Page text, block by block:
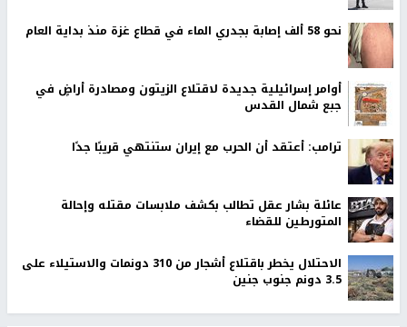
نحو 58 ألف إصابة بجدري الماء في قطاع غزة منذ بداية العام
أوامر إسرائيلية جديدة لاقتلاع الزيتون ومصادرة أراضٍ في
جبع شمال القدس
ترامب: أعتقد أن الحرب مع إيران ستنتهي قريبًا جدًا
عائلة بشار عقل تطالب بكشف ملابسات مقتله وإحالة
المتورطين للقضاء
الاحتلال يخطر باقتلاع أشجار من 310 دونمات والاستيلاء على
3.5 دونم جنوب جنين